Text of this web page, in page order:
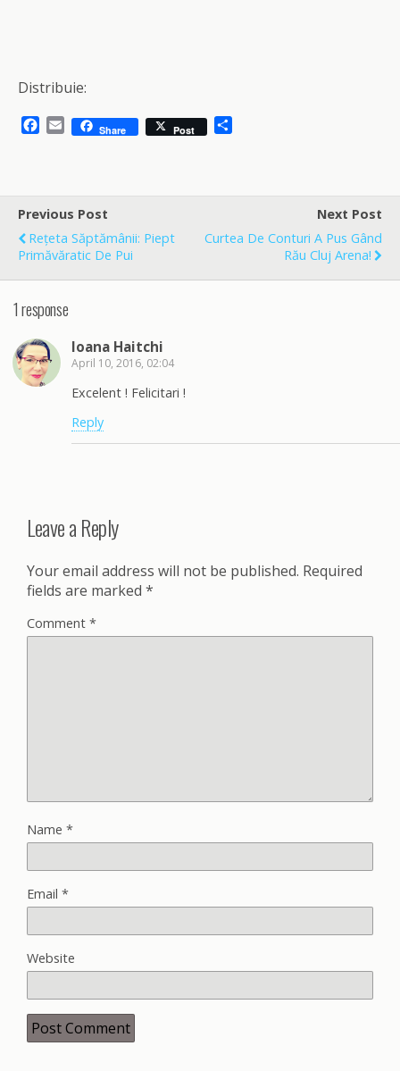
Distribuie:
b
o
o
k
E
l
Share Post
e
Previous Post
Rețeta Săptămânii: Piept
Primăvăratic De Pui
Next Post
Curtea De Conturi A Pus Gând
Rău Cluj Arena!
1 response
Ioana Haitchi
April 10, 2016, 02:04
Excelent ! Felicitari !
Reply
Leave a Reply
Your email address will not be published. Required
fields are marked *
Comment *
Name *
Email *
Website